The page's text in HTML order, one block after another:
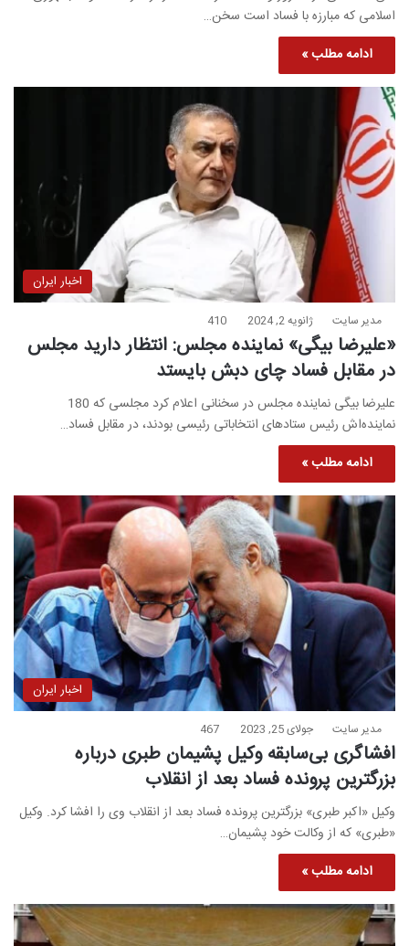
اسلامی که مبارزه با فساد است سخن…
ادامه مطلب »
اخبار ایران
مدیر سایت ژانویه 2, 2024 410
«علیرضا بیگی» نماینده مجلس: انتظار دارید مجلس
در مقابل فساد چای دبش بایستد
علیرضا بیگی نماینده مجلس در سخنانی اعلام کرد مجلسی که 180
نماینده‌اش رئیس ستادهای انتخاباتی رئیسی بودند، در مقابل فساد…
ادامه مطلب »
اخبار ایران
مدیر سایت جولای 25, 2023 467
افشاگری بی‌سابقه وکیل پشیمان طبری درباره
بزرگترین پرونده فساد بعد از انقلاب
وکیل «اکبر طبری» بزرگترین پرونده فساد بعد از انقلاب وی را افشا کرد. وکیل
«طبری» که از وکالت خود پشیمان…
ادامه مطلب »